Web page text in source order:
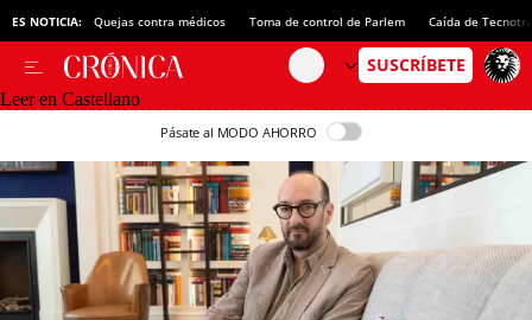
ES NOTICIA: Quejas contra médicos Toma de control de Parlem Caída de
Leer en Castellano
Pásate al MODO AHORRO